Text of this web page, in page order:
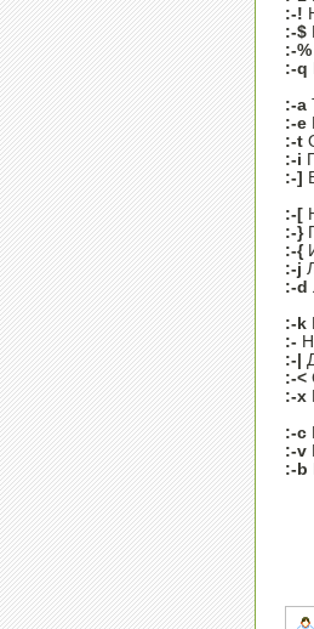
:-!
:-$
:-%
:-q
:-a
:-e
:-t
:-i
:-]
:-[
:-}
:-{
:-j
:-d
:-k
:-
:-|
:-<
:-x
:-c
:-v
:-b